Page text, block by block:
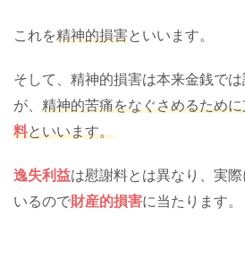
これを精神的損害といいます。
そして、精神的損害は本来金銭で
が、 精神的苦痛をなぐさめるため
料といいます。
逸失利益は慰謝料とは異なり、実
いるので財産的損害に当たります。